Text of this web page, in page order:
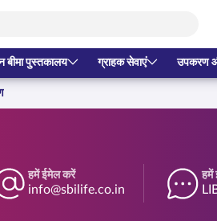
बीमा पुस्तकालय ग्राहक सेवाएं उपकरण
हमें ईमेल करें
info@sbilife.co.in
हमें